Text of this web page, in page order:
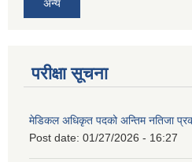
अन्य
परीक्षा सूचना
मेडिकल अधिकृत पदको अन्तिम नतिजा
Post date: 01/27/2026 - 16:27